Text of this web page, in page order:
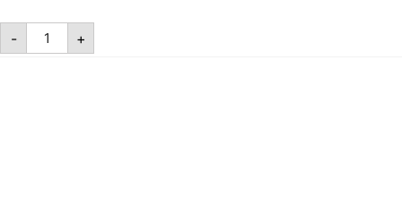
-
ilość
Rubus
fruticosus
+